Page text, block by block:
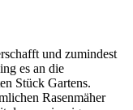
und zumindest
es an die
Stück Gartens.
Rasenmäher